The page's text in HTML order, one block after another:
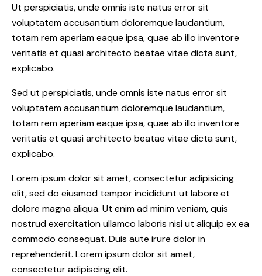
Ut perspiciatis, unde omnis iste natus error sit
voluptatem accusantium doloremque laudantium,
totam rem aperiam eaque ipsa, quae ab illo inventore
veritatis et quasi architecto beatae vitae dicta sunt,
explicabo.
Sed ut perspiciatis, unde omnis iste natus error sit
voluptatem accusantium doloremque laudantium,
totam rem aperiam eaque ipsa, quae ab illo inventore
veritatis et quasi architecto beatae vitae dicta sunt,
explicabo.
Lorem ipsum dolor sit amet, consectetur adipisicing
elit, sed do eiusmod tempor incididunt ut labore et
dolore magna aliqua. Ut enim ad minim veniam, quis
nostrud exercitation ullamco laboris nisi ut aliquip ex ea
commodo consequat. Duis aute irure dolor in
reprehenderit. Lorem ipsum dolor sit amet,
consectetur adipiscing elit.